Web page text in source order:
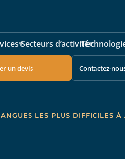
▾Secteurs d’activité▾
un devis Contactez-
LES PLUS DIFFICILES À